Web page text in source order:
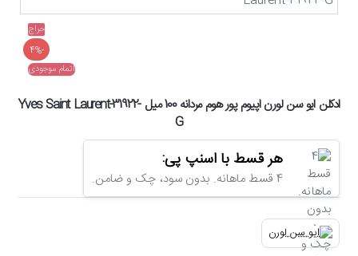
حراج
-4%
اتمام موجودی
ادکلن ایو سن لورن اپیوم پور هوم مردانه 100 میل Yves Saint Laurent-31922-
G
هر قسط با اسنپ پی:
4 قسط ماهانه. بدون سود، چک و ضامن.